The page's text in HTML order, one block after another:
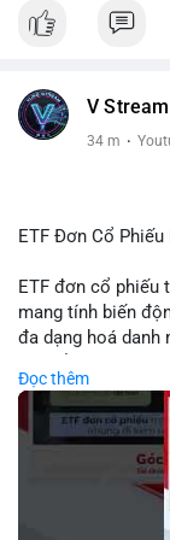
V Stream
34 m ·
ETF Đơn Cổ Phiếu
ETF đơn cổ phiếu
mang tính biến
đa dạng hoá danh
sản và mức độ
🎥 Xem video
Nguồn: Tài chính
Đọc thêm